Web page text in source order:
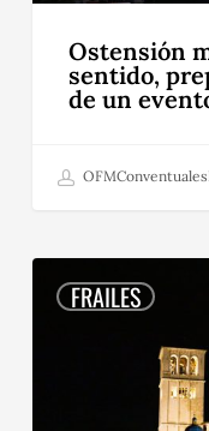
Ostensión
sentido,
de un
FRAILES
Indulgencia
plenaria